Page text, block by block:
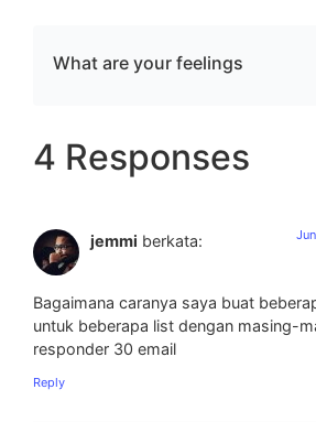
What are your feelings
4 Responses
jemmi berkata:
Bagaimana caranya saya buat
untuk beberapa list dengan masing-
responder 30 email
Reply